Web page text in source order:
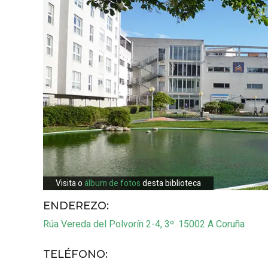
Visita oálbum de fotosdesta biblioteca
ENDEREZO:
Rúa Vereda del Polvorín 2-4, 3º. 15002 A Coruña
TELÉFONO: